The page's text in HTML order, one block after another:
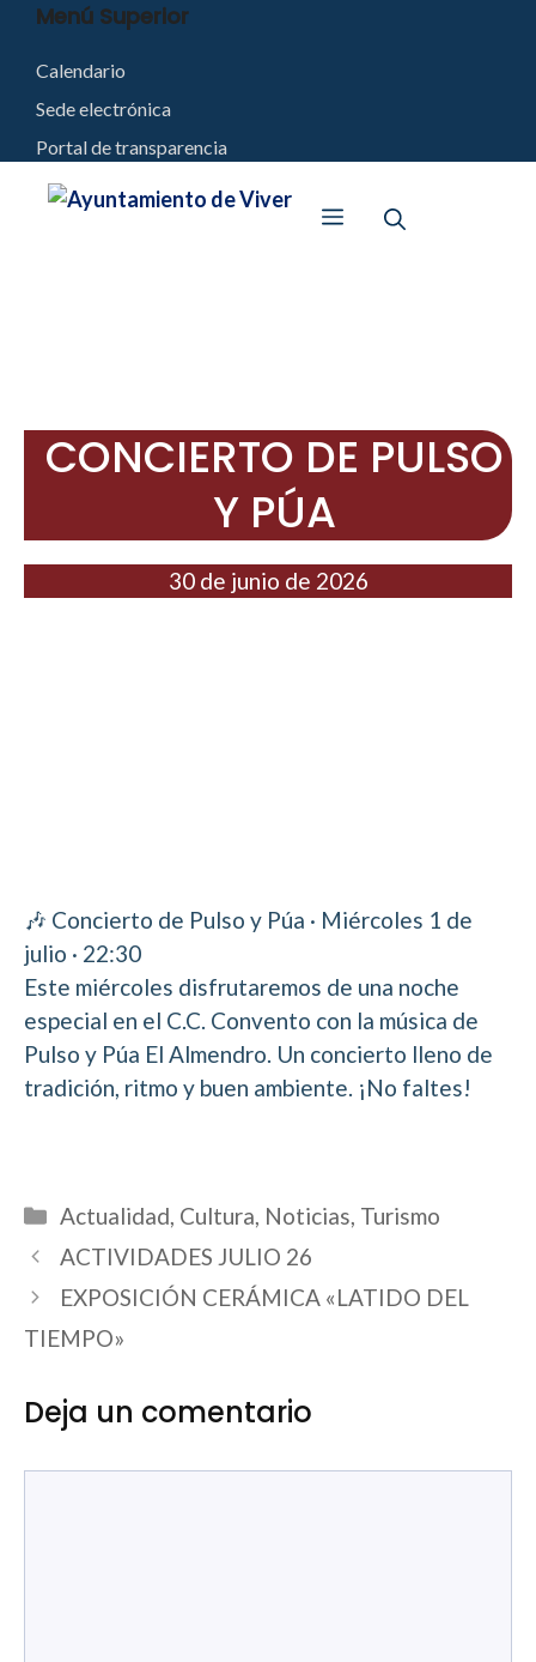
Saltar
contenido
Menú Superior
Calendario
Sede electrónica
Portal de transparencia
Menú
CONCIERTO DE PULSO
Y PÚA
30 de junio de 2026
🎶 Concierto de Pulso y Púa · Miércoles 1 de
julio · 22:30
Este miércoles disfrutaremos de una noche
especial en el C.C. Convento con la música de
Pulso y Púa El Almendro. Un concierto lleno de
tradición, ritmo y buen ambiente. ¡No faltes!
Categorías
Actualidad Cultura Noticias Turismo
ACTIVIDADES JULIO 26
EXPOSICIÓN CERÁMICA «LATIDO DEL
TIEMPO»
Deja un comentario